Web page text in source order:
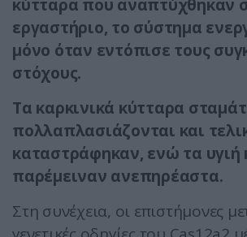
κύτταρα που αναπτύχθηκαν
εργαστήριο, το σύστημα
μόνο όταν εντόπισε τους
στόχους.
Τα καρκινικά κύτταρα
πολλαπλασιάζονται και
καταστράφηκαν, ενώ τα υγιή
παρέμειναν ανεπηρέαστα.
Στη συνέχεια, οι επιστήμονες